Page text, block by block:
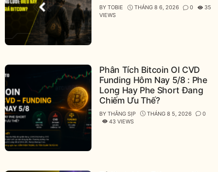
BYTOBIE THÁNG 8 6, 2026 0
35
VIEWS
Phân Tích Bitcoin OI CVD
Funding Hôm Nay 5/8 : Phe
Long Hay Phe Short Đang
Chiếm Ưu Thế?
BYTHẮNG SỊP THÁNG 8 5, 2026
0
43 VIEWS